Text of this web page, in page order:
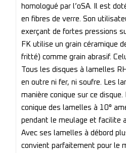
homologué par l’oSA. Il est
en fibres de verre. Son
exerçant de fortes pressions
FK utilise un grain céramique
fritté) comme grain abrasif.
Tous les disques à lamelles
en outre ni fer, ni soufre. Les
manière conique sur ce
conique des lamelles à 10°
pendant le meulage et facilite
Avec ses lamelles à débord
convient parfaitement pour le